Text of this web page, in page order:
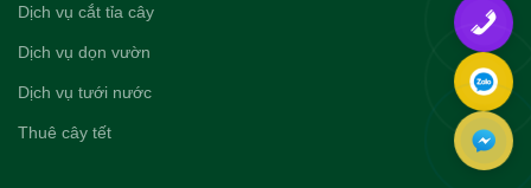
Dịch vụ cắt tỉa cây
Dịch vụ dọn vườn
Dịch vụ tưới nước
Thuê cây tết